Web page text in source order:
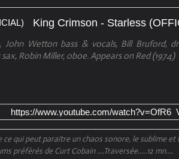
King Crimson - Starless
Wetton bass & vocals, Bill Bruford,
Robin Miller, oboe. Appears on Red (1974)
https://www.youtube.com/
qui peut paraitre un chaos sonore, le sublime et
préférés de Curt Cobain ....Traversée.....12 mn....